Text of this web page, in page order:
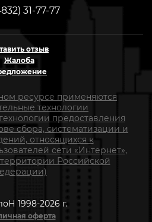
31-77-77
отзыв
Жалоба
ресурсе применяются
технологии
предоставления
сбора, систематизации и
относящихся к
сети «Интернет»,
Российской
1998-2026 г.
оферта